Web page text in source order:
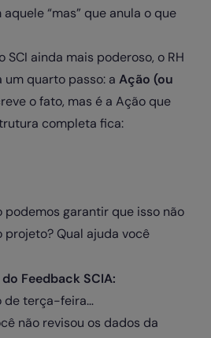
“mas” que anula o que
SCI ainda mais poderoso, o RH
quarto passo: a Ação (ou
o fato, mas é a Ação que
completa fica:
podemos garantir que isso não
Qual ajuda você
Feedback SCIA:
de terça-feira…
não revisou os dados da